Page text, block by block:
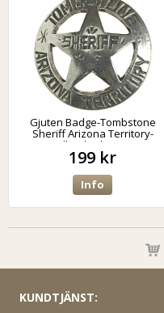
Gjuten Badge-Tombstone
Sheriff Arizona Territory-
Tillverkad i USA
199 kr
Info
KUNDTJÄNST: